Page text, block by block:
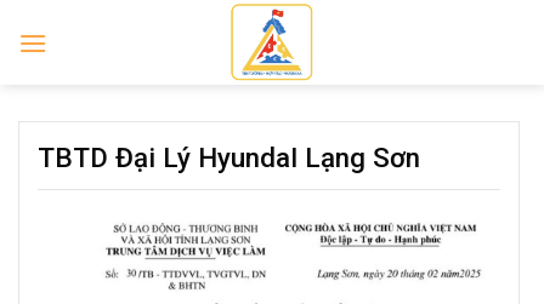
TBTD Đại Lý HyundaI Lạng Sơn